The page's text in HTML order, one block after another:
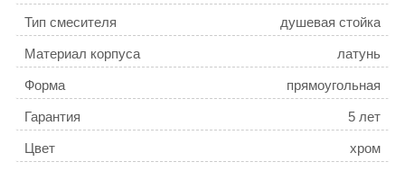
Тип смесителя душевая стойка
Материал корпуса латунь
Форма прямоугольная
Гарантия 5 лет
Цвет хром